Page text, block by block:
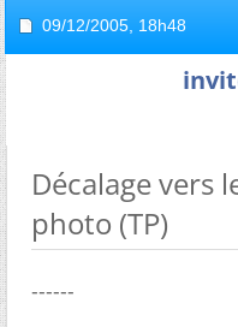
09/12/2005, 18h48
Décalage vers
photo (TP)
------